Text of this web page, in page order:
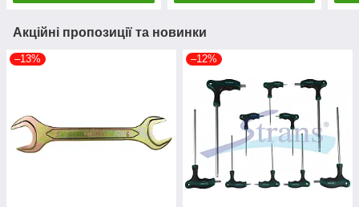
Акційні пропозиції та новинки
–13% –12%